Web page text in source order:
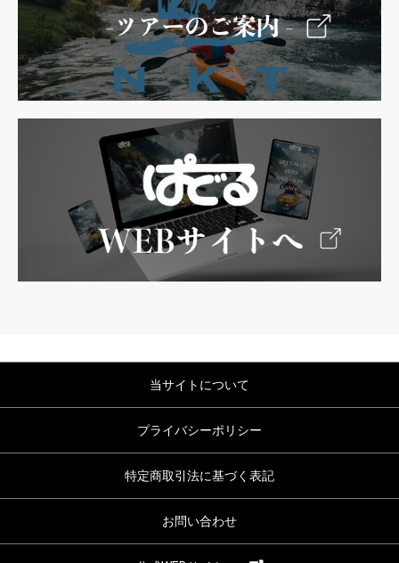
当サイトについて
プライバシーポリシー
特定商取引法に基づく表記
お問い合わせ